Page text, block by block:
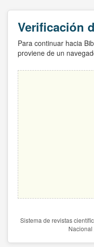
Verificación
Para continuar hacia
proviene de un
Sistema de revistas
Nacional